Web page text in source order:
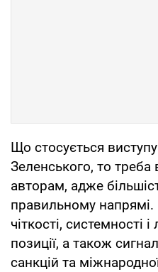
Що стосується
Зеленського, то треба
авторам, адже
правильному
чіткості, системності
позиції, а також
санкцій та